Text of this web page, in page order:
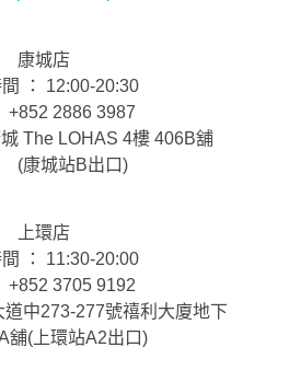
康城店
： 12:00-20:30
+852 2886 3987
The LOHAS 4樓 406B舖
站B出口)
上環店
： 11:30-20:00
+852 3705 9192
中273-277號禧利大廈地下
環站A2出口)